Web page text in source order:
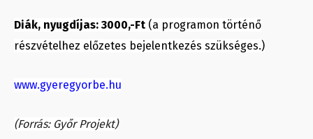
Diák, nyugdíjas: 3000,-Ft (a programon történő
részvételhez előzetes bejelentkezés szükséges.)
www.gyeregyorbe.hu
(Forrás: Győr Projekt)